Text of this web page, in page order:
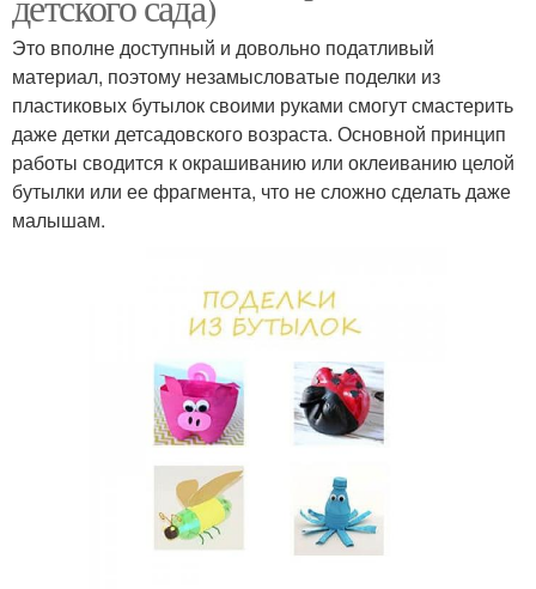
Это вполне доступный и довольно податливый
материал, поэтому незамысловатые поделки из
пластиковых бутылок своими руками смогут смастерить
даже детки детсадовского возраста. Основной принцип
работы сводится к окрашиванию или оклеиванию целой
бутылки или ее фрагмента, что не сложно сделать даже
малышам.